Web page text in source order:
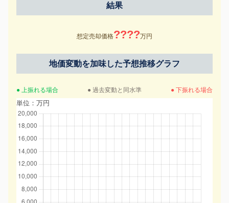
結果
想定売却価格????万円
地価変動を加味した予想推移グラフ
● 上振れる場合 ● 過去変動と同水準 ● 下振れる場合
単位：万円